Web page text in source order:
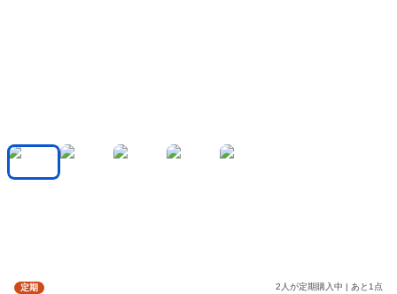
定期 2人が定期購入中 | あと1点